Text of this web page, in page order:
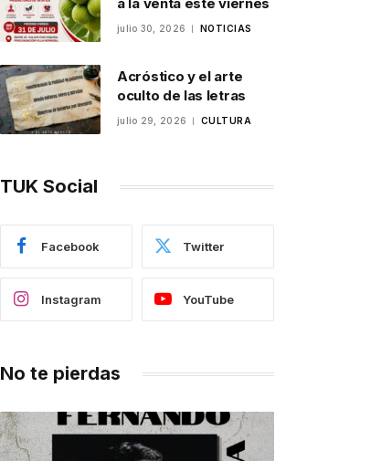
julio 30, 2026 NOTICIAS
Acróstico y el arte
oculto de las letras
julio 29, 2026 CULTURA
TUK Social
Facebook Twitter
Instagram YouTube
No te pierdas